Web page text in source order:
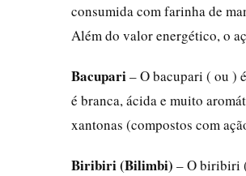
consumida com farinha de
Além do valor energético, o
Bacupari– O bacupari ( ou )
é branca, ácida e muito
xantonas (compostos com
Biribiri (Bilimbi) – O biribiri